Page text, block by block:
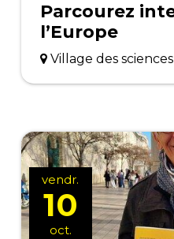
Parcourez
l’Europe
Village des
vendr.
10
oct.